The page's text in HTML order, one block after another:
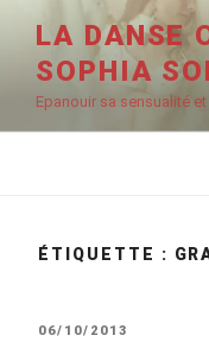
contenu
principal
LA DANSE
SOPHIA
Epanouir sa sensualité
ÉTIQUETTE :
PUBLIÉ
06/10/2013